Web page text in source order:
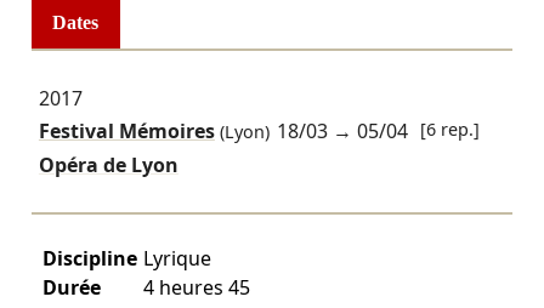
Dates
2017
Festival Mémoires(Lyon) 18/03 →05/04 [6 rep.]
Opéra de Lyon
Discipline Lyrique
Durée
4 heures 45